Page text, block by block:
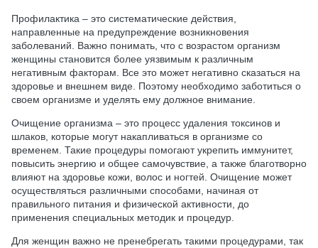
Профилактика – это систематические действия,
направленные на предупреждение возникновения
заболеваний. Важно понимать, что с возрастом организм
женщины становится более уязвимым к различным
негативным факторам. Все это может негативно сказаться на
здоровье и внешнем виде. Поэтому необходимо заботиться о
своем организме и уделять ему должное внимание.
Очищение организма – это процесс удаления токсинов и
шлаков, которые могут накапливаться в организме со
временем. Такие процедуры помогают укрепить иммунитет,
повысить энергию и общее самочувствие, а также благотворно
влияют на здоровье кожи, волос и ногтей. Очищение может
осуществляться различными способами, начиная от
правильного питания и физической активности, до
применения специальных методик и процедур.
Для женщин важно не пренебрегать такими процедурами, так